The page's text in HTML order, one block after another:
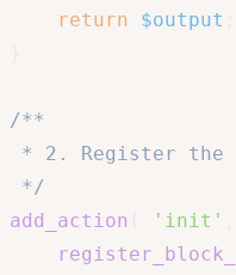
return
$output
/**
* 2. Register
*/
add_action
'init'